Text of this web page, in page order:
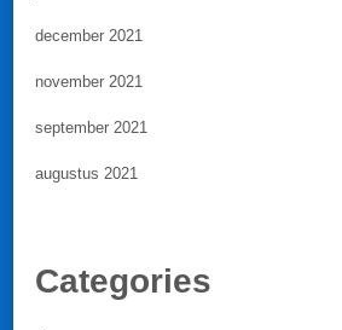
december 2021
november 2021
september 2021
augustus 2021
Categories